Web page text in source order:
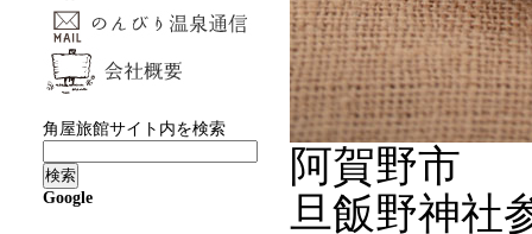
角屋旅館サイト内を検索
Google
阿賀野市
旦飯野神社